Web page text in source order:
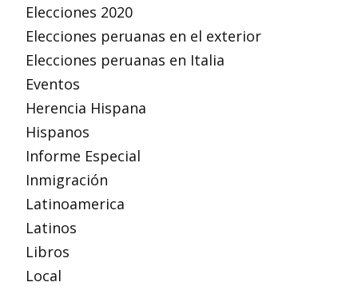
Elecciones 2020
Elecciones peruanas en el exterior
Elecciones peruanas en Italia
Eventos
Herencia Hispana
Hispanos
Informe Especial
Inmigración
Latinoamerica
Latinos
Libros
Local